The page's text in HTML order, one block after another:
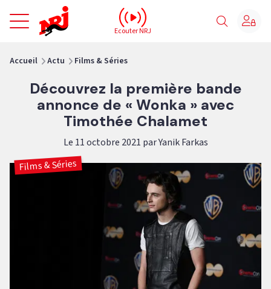
NRJ - Accueil
Ecouter NRJ
Accueil Actu Films & Séries
Découvrez la première bande
annonce de « Wonka » avec
Timothée Chalamet
Le 11 octobre 2021 par Yanik Farkas
Films & Séries